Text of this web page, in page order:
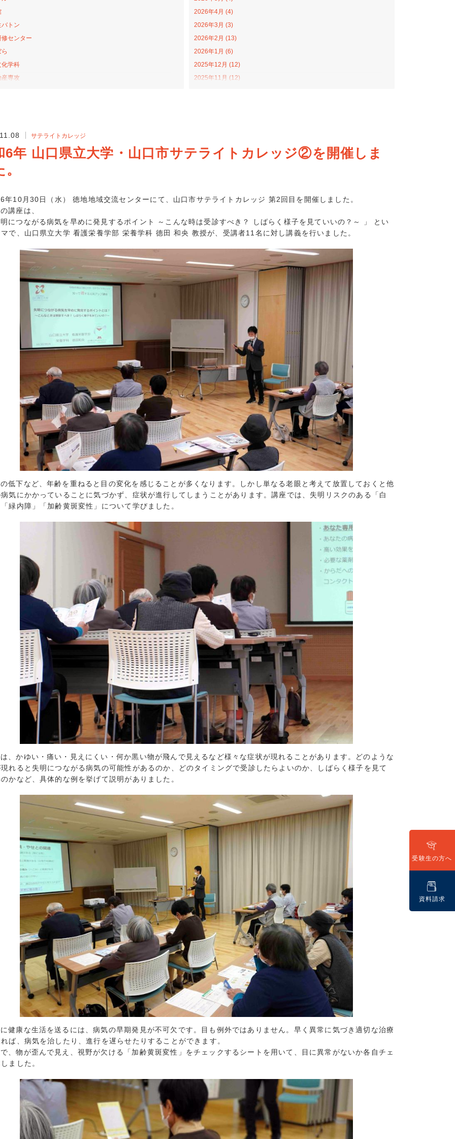
トン
センター
化学科
産専攻
バラ コラボ広場
学科
ンカレッジ
科
隊ゴハンジャー
ーンシップ
学科
携推進事業
2026年4月 (4)
2026年3月 (3)
2026年2月 (13)
2026年1月 (6)
2025年12月 (12)
2025年11月 (12)
2025年4月 (4)
2025年1月 (7)
2024年11月 (10)
2024年10月 (9)
2024年9月 (5)
2024年8月 (15)
2024年7月 (7)
2023年12月 (15)
2023年11月 (13)
2023年10月 (10)
2023年9月 (7)
2023年8月 (13)
2023年7月 (10)
2023年6月 (7)
2023年5月 (5)
2023年3月 (9)
2023年2月 (7)
2022年9月 (7)
2022年8月 (7)
2022年7月 (15)
2022年6月 (9)
2022年5月 (6)
2022年4月 (7)
2022年3月 (11)
2022年2月 (7)
2022年1月 (8)
2021年12月 (16)
2021年11月 (8)
2021年10月 (9)
2021年9月 (7)
2021年8月 (10)
2021年7月 (8)
2021年6月 (8)
2021年3月 (8)
2021年2月 (5)
2021年1月 (7)
2020年12月 (3)
2020年10月 (3)
2020年9月 (3)
2020年8月 (2)
2020年7月 (1)
2020年3月 (3)
2020年2月 (4)
2020年1月 (2)
2019年12月 (5)
2019年11月 (7)
2019年10月 (5)
2019年9月 (2)
2019年8月 (5)
2019年7月 (12)
2019年6月 (2)
2019年5月 (5)
2019年3月 (1)
2019年2月 (2)
2018年12月 (9)
2018年11月 (4)
2018年10月 (4)
サテライトカレッジ
6年 山口県立大学・山口市サテライトカレッジ②を開催しま
年10月30日（水） 徳地地域交流センターにて、山口市サテライトカレッジ 第2回目を開催しました。
講座は、
明につながる病気を早めに発見するポイント ～こんな時は受診すべき？ しばらく様子を見ていいの？～ 」 とい
マで、山口県立大学 看護栄養学部 栄養学科 德田 和央 教授が、受講者11名に対し講義を行いました。
低下など、年齢を重ねると目の変化を感じることが多くなります。しかし単なる老眼と考えて放置しておくと他
気にかかっていることに気づかず、症状が進行してしまうことがあります。講座では、失明リスクのある「白
緑内障」「加齢黄斑変性」について学びました。
は、かゆい・痛い・見えにくい・何か黒い物が飛んで見えるなど様々な症状が現れることがあります。どのような
れると失明につながる病気の可能性があるのか、どのタイミングで受診したらよいのか、しばらく様子を見て
のかなど、具体的な例を挙げて説明がありました。
健康な生活を送るには、病気の早期発見が不可欠です。目も例外ではありません。早く異常に気づき適切な治療
ば、病気を治したり、進行を遅らせたりすることができます。
、物が歪んで見え、視野が欠ける「加齢黄斑変性」をチェックするシートを用いて、目に異常がないか各自チェ
ました。
受験生の方へ
資料請求